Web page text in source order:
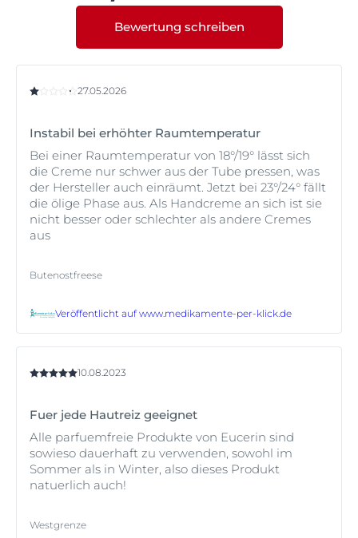
der Nachtpflege zu verstärken.
Bewertung schreiben
27.05.2026
Instabil bei erhöhter Raumtemperatur
Bei einer Raumtemperatur von 18°/19° lässt sich
die Creme nur schwer aus der Tube pressen, was
der Hersteller auch einräumt. Jetzt bei 23°/24° fällt
die ölige Phase aus. Als Handcreme an sich ist sie
nicht besser oder schlechter als andere Cremes
aus
Butenostfreese
Veröffentlicht auf www.medikamente-per-klick.de
10.08.2023
Fuer jede Hautreiz geeignet
Alle parfuemfreie Produkte von Eucerin sind
sowieso dauerhaft zu verwenden, sowohl im
Sommer als in Winter, also dieses Produkt
natuerlich auch!
Westgrenze